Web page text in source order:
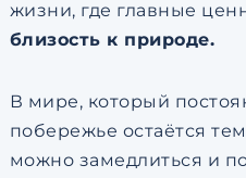
жизни, где главные
близость к природе.
В мире, который
побережье остаётся
можно замедлиться и